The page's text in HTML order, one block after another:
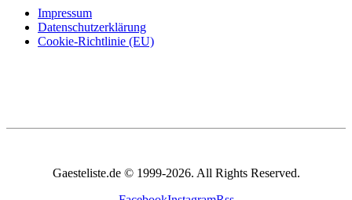
Impressum
Datenschutzerklärung
Cookie-Richtlinie (EU)
Gaesteliste.de © 1999-2026. All Rights Reserved.